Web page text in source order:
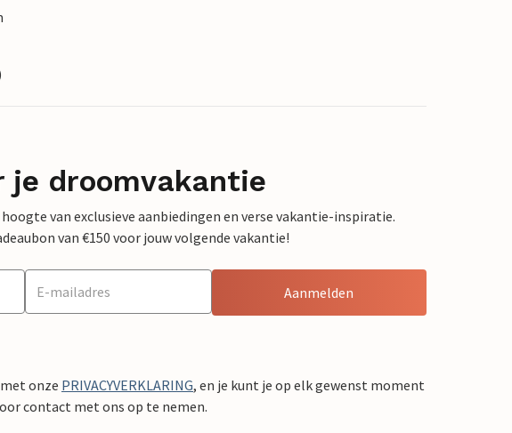
je droomvakantie
van exclusieve aanbiedingen en verse vakantie-inspiratie.
van €150 voor jouw volgende vakantie!
Aanmelden
onze PRIVACYVERKLARING, en je kunt je op elk gewenst moment
contact met ons op te nemen.